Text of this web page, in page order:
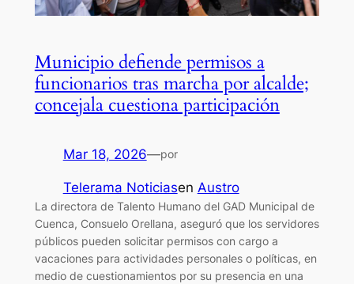
Municipio defiende permisos a
funcionarios tras marcha por alcalde;
concejala cuestiona participación
Mar 18, 2026—por
Telerama Noticiasen Austro
La directora de Talento Humano del GAD Municipal de
Cuenca, Consuelo Orellana, aseguró que los servidores
públicos pueden solicitar permisos con cargo a
vacaciones para actividades personales o políticas, en
medio de cuestionamientos por su presencia en una